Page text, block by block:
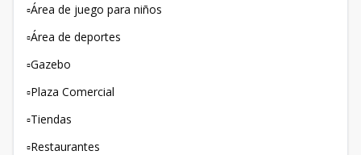
▫️Área de juego para niños
▫️Área de deportes
▫️Gazebo
▫️Plaza Comercial
▫️Tiendas
▫️Restaurantes